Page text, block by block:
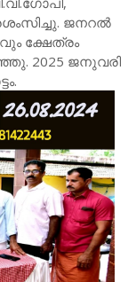
ജനറൽ
ക്ഷേത്രം
2025 ജനുവരി